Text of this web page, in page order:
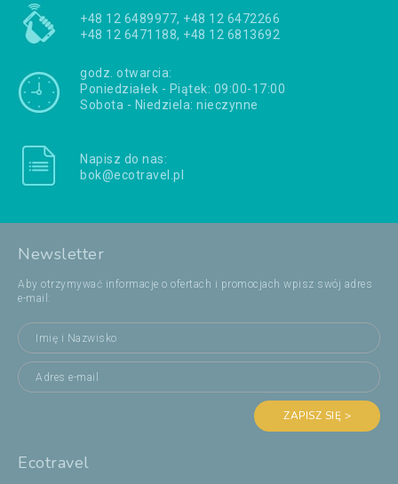
+48 12 6489977, +48 12 6472266
+48 12 6471188, +48 12 6813692
godz. otwarcia:
Poniedziałek - Piątek: 09:00-17:00
Sobota - Niedziela: nieczynne
Napisz do nas:
bok@ecotravel.pl
Newsletter
Aby otrzymywać informacje o ofertach i promocjach wpisz swój adres
e-mail:
ZAPISZ SIĘ >
Ecotravel